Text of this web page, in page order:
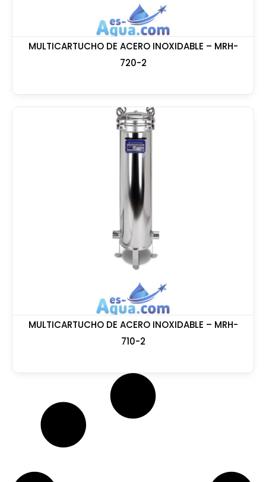
MULTICARTUCHO DE ACERO INOXIDABLE – MRH-
720-2
MULTICARTUCHO DE ACERO INOXIDABLE – MRH-
710-2